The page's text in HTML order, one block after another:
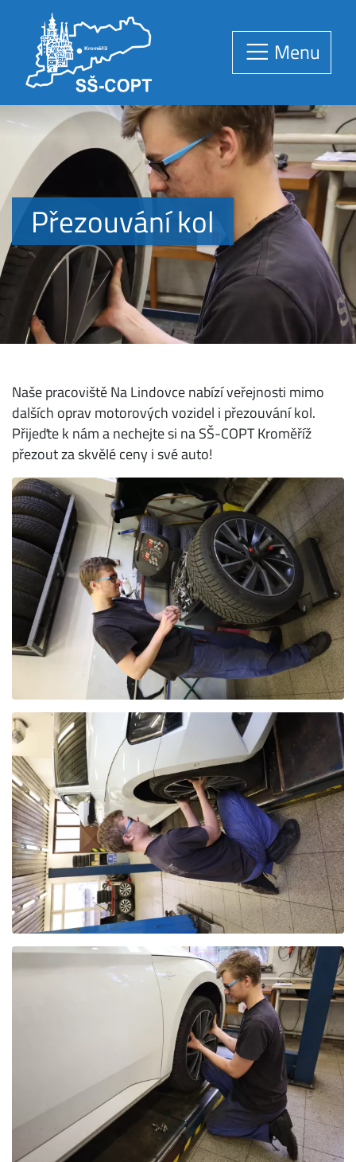
Menu
Přezouvání kol
Naše pracoviště Na Lindovce nabízí veřejnosti mimo
dalších oprav motorových vozidel i přezouvání kol.
Přijeďte k nám a nechejte si na SŠ-COPT Kroměříž
přezout za skvělé ceny i své auto!